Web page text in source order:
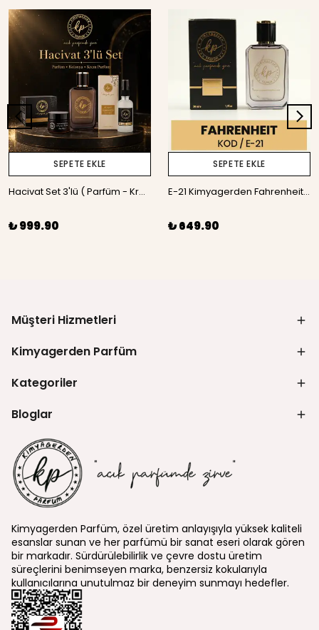
SEPETE EKLE
Hacivat Set 3'lü ( Parfüm - Krem - Kolonya )
₺ 999.90
SEPETE EKLE
E-21 Kimyagerden Fahrenheit - 50 ml
₺ 649.90
Müşteri Hizmetleri
Kimyagerden Parfüm
Kategoriler
Bloglar
Kimyagerden Parfüm, özel üretim anlayışıyla yüksek kaliteli
esanslar sunan ve her parfümü bir sanat eseri olarak gören
bir markadır. Sürdürülebilirlik ve çevre dostu üretim
süreçlerini benimseyen marka, benzersiz kokularıyla
kullanıcılarına unutulmaz bir deneyim sunmayı hedefler.